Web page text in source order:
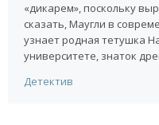
«дикарем», поскольку
сказать, Маугли в
узнает родная тетушка
университете, знаток
Детектив